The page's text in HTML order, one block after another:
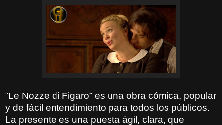
“Le Nozze di Figaro” es una obra cómica, popular
y de fácil entendimiento para todos los públicos.
La presente es una puesta ágil, clara, que